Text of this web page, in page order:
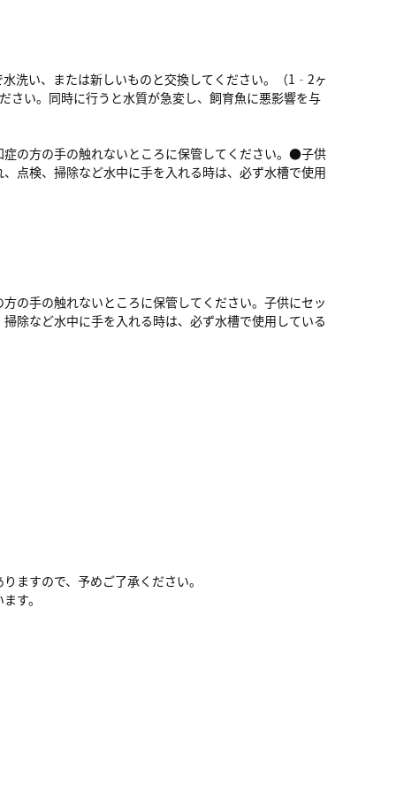
洗い、または新しいものと交換してください。（1‐2ヶ
い。同時に行うと水質が急変し、飼育魚に悪影響を与
の方の手の触れないところに保管してください。●子供
点検、掃除など水中に手を入れる時は、必ず水槽で使用
の手の触れないところに保管してください。子供にセッ
除など水中に手を入れる時は、必ず水槽で使用している
ますので、予めご了承ください。
す。